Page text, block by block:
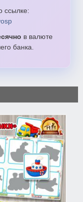
ссылке:
в валюте
банка.